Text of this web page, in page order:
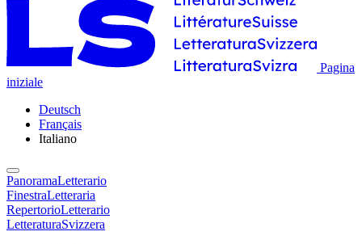
Pagina
iniziale
Deutsch
Français
Italiano
PanoramaLetterario
FinestraLetteraria
RepertorioLetterario
LetteraturaSvizzera